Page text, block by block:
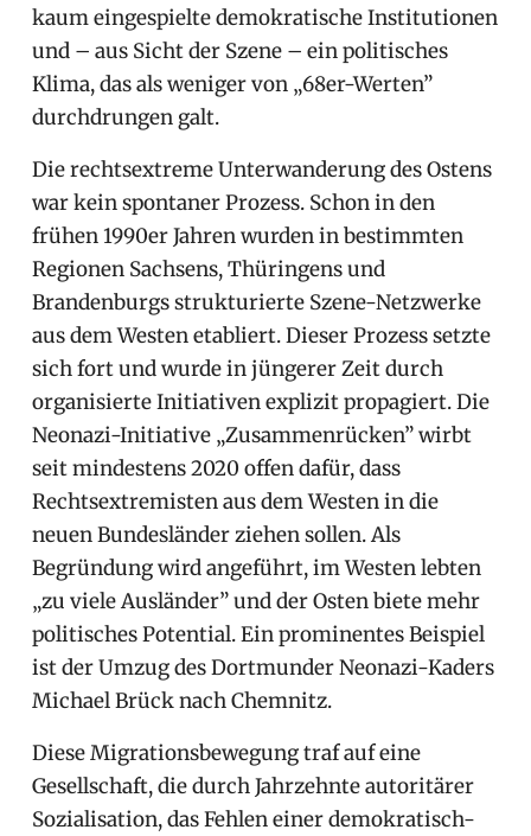
kaum eingespielte demokratische Institutionen
und – aus Sicht der Szene – ein politisches
Klima, das als weniger von „68er-Werten”
durchdrungen galt.
Die rechtsextreme Unterwanderung des Ostens
war kein spontaner Prozess. Schon in den
frühen 1990er Jahren wurden in bestimmten
Regionen Sachsens, Thüringens und
Brandenburgs strukturierte Szene-Netzwerke
aus dem Westen etabliert. Dieser Prozess setzte
sich fort und wurde in jüngerer Zeit durch
organisierte Initiativen explizit propagiert. Die
Neonazi-Initiative „Zusammenrücken” wirbt
seit mindestens 2020 offen dafür, dass
Rechtsextremisten aus dem Westen in die
neuen Bundesländer ziehen sollen. Als
Begründung wird angeführt, im Westen lebten
„zu viele Ausländer” und der Osten biete mehr
politisches Potential. Ein prominentes Beispiel
ist der Umzug des Dortmunder Neonazi-Kaders
Michael Brück nach Chemnitz.
Diese Migrationsbewegung traf auf eine
Gesellschaft, die durch Jahrzehnte autoritärer
Sozialisation, das Fehlen einer demokratisch-